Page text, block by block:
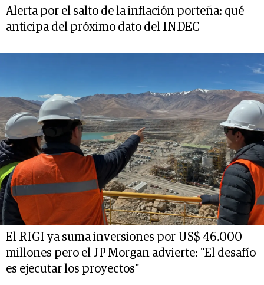
Alerta por el salto de la inflación porteña: qué
anticipa del próximo dato del INDEC
El RIGI ya suma inversiones por US$ 46.000
millones pero el JP Morgan advierte: "El desafío
es ejecutar los proyectos"